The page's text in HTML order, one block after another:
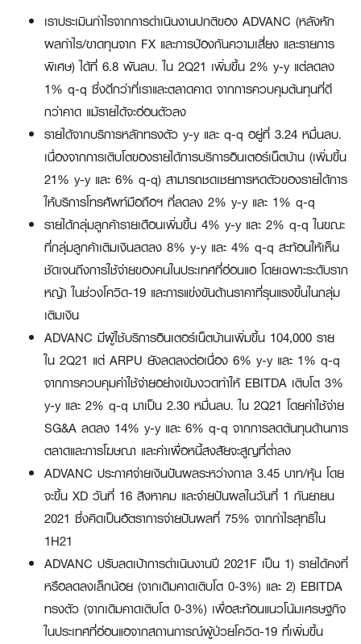
เราประเมินกำไรจากการดำเนินงานปกติของ ADVANC (หลังหัก
ผลกำไร/ขาดทุนจาก FX และการป้องกันความเสี่ยง และรายการ
พิเศษ) ได้ที่ 6.8 พันลบ. ใน 2Q21 เพิ่มขึ้น 2% y-y แต่ลดลง
1% q-q ซึ่งดีกว่าที่เราและตลาดคาด จากการควบคุมต้นทุนที่ดี
กว่าคาด แม้รายได้จะอ่อนตัวลง
รายได้จากบริการหลักทรงตัว y-y และ q-q อยู่ที่ 3.24 หมื่นลบ.
เนื่องจากการเติบโตของรายได้การบริการอินเตอร์เน็ตบ้าน (เพิ่มขึ้น
21% y-y และ 6% q-q) สามารถชดเชยการหดตัวของรายได้การ
ให้บริการโทรศัพท์มือถือฯ ที่ลดลง 2% y-y และ 1% q-q
รายได้กลุ่มลูกค้ารายเดือนเพิ่มขึ้น 4% y-y และ 2% q-q ในขณะ
ที่กลุ่มลูกค้าเติมเงินลดลง 8% y-y และ 4% q-q สะท้อนให้เห็น
ชัดเจนถึงการใช้จ่ายของคนในประเทศที่อ่อนแอ โดยเฉพาะระดับราก
หญ้า ในช่วงโควิด-19 และการแข่งขันด้านราคาที่รุนแรงขึ้นในกลุ่ม
เติมเงิน
ADVANC มีผู้ใช้บริการอินเตอร์เน็ตบ้านเพิ่มขึ้น 104,000 ราย
ใน 2Q21 แต่ ARPU ยังลดลงต่อเนื่อง 6% y-y และ 1% q-q
จากการควบคุมค่าใช้จ่ายอย่างเข้มงวดทำให้ EBITDA เติบโต 3%
y-y และ 2% q-q มาเป็น 2.30 หมื่นลบ. ใน 2Q21 โดยค่าใช้จ่าย
SG&A ลดลง 14% y-y และ 6% q-q จากการลดต้นทุนด้านการ
ตลาดและการโฆษณา และค่าเผื่อหนี้สงสัยจะสูญที่ต่ำลง
ADVANC ประกาศจ่ายเงินปันผลระหว่างกาล 3.45 บาท/หุ้น โดย
จะขึ้น XD วันที่ 16 สิงหาคม และจ่ายปันผลในวันที่ 1 กันยายน
2021 ซึ่งคิดเป็นอัตราการจ่ายปันผลที่ 75% จากกำไรสุทธิใน
1H21
ADVANC ปรับลดเป้าการดำเนินงานปี 2021F เป็น 1) รายได้คงที่
หรือลดลงเล็กน้อย (จากเดิมคาดเติบโต 0-3%) และ 2) EBITDA
ทรงตัว (จากเดิมคาดเติบโต 0-3%) เพื่อสะท้อนแนวโน้มเศรษฐกิจ
ในประเทศที่อ่อนแอจากสถานการณ์ผู้ป่วยโควิด-19 ที่เพิ่มขึ้น